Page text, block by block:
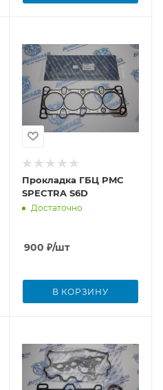
Прокладка ГБЦ PMC
SPECTRA S6D
Достаточно
900 ₽/шт
В КОРЗИНУ